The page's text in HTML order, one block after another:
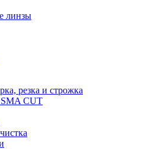
линзы
резка и строжка
CUT